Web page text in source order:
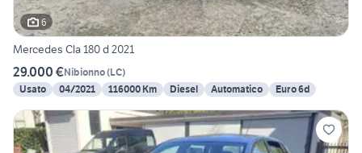
6
Mercedes Cla 180 d 2021
29.000 €Nibionno(LC)
Usato
04/2021 116000 Km Diesel Automatico Euro 6d